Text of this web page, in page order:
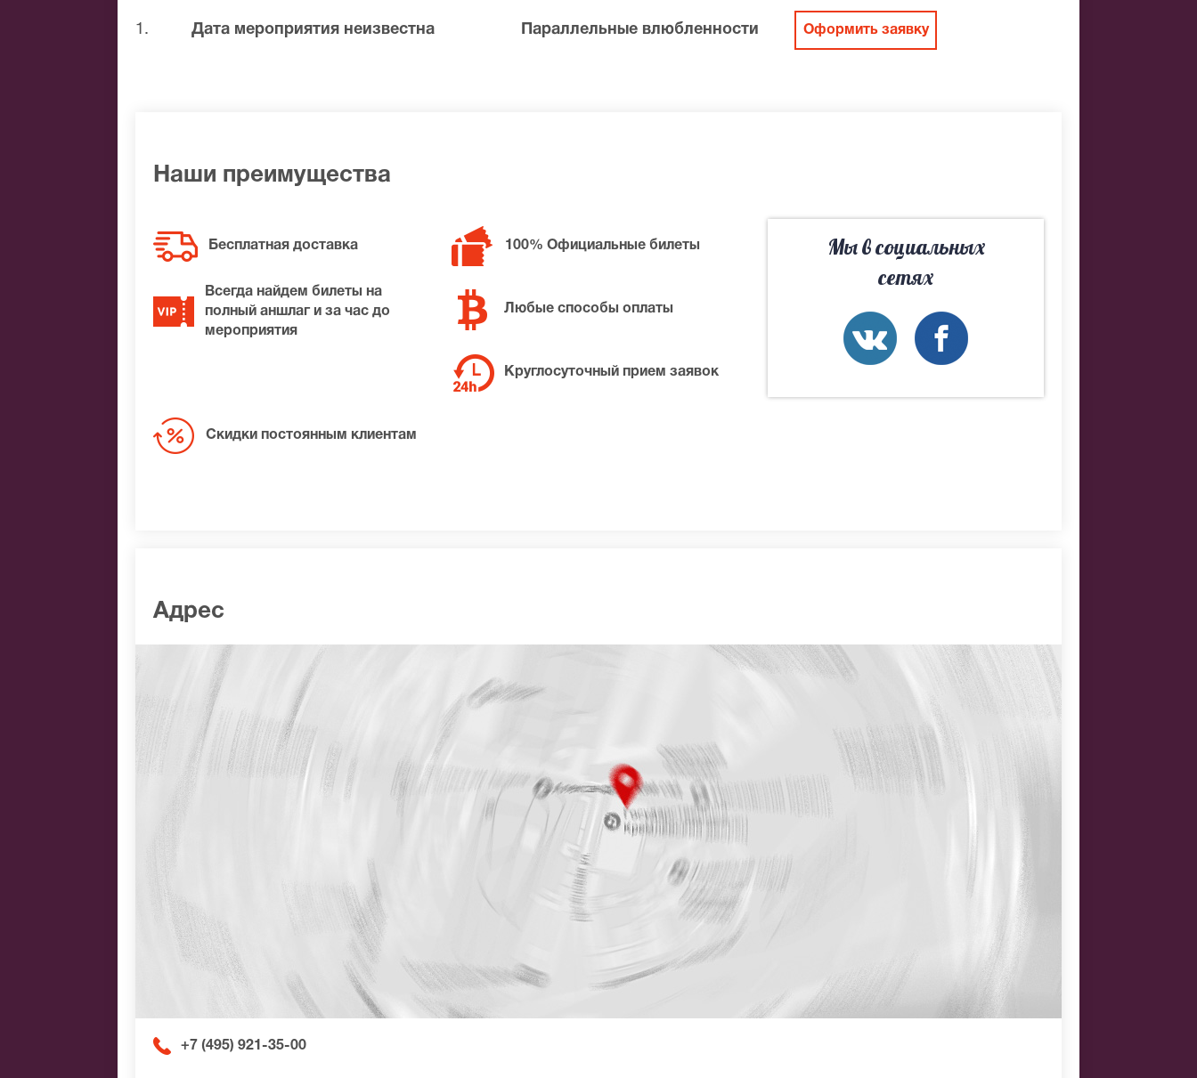
Связной
На нашем сайте всегда большой выбор билетов в разные категории зрительного зала Театр Драмы НН. Если
не удалось найти нужные билеты на Параллельные влюбленности, позвоните нам в call-центр и мы
обязательно подберем Вам лучшие места по доступной цене.
1. Дата мероприятия неизвестна Параллельные влюбленности Оформить заявку
Наши преимущества
Бесплатная доставка 100% Официальные билеты
Всегда найдем билеты на
полный аншлаг и за час до
мероприятия
Любые способы оплаты
Круглосуточный прием заявок
Скидки постоянным клиентам
Мы в социальных
сетях
Адрес
+7 (495) 921-35-00